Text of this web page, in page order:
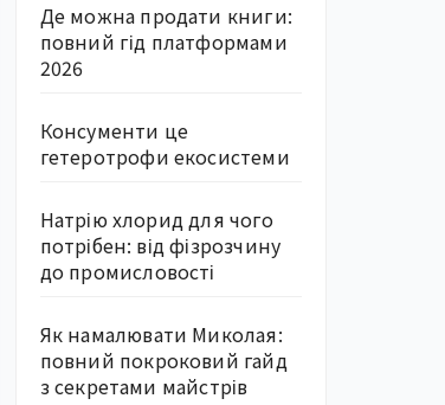
Де можна продати книги:
повний гід платформами
2026
Консументи це
гетеротрофи екосистеми
Натрію хлорид для чого
потрібен: від фізрозчину
до промисловості
Як намалювати Миколая:
повний покроковий гайд
з секретами майстрів